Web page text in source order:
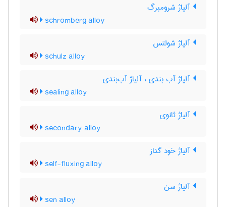
آلیاژ شرومبرگ
schromberg alloy
آلیاژ شولتس
schulz alloy
آلیاژ آب بندی ، آلیاژ آب‌بندی
sealing alloy
آلیاژ ثانوی
secondary alloy
آلیاژ خود گداز
self-fluxing alloy
آلیاژ سن
sen alloy